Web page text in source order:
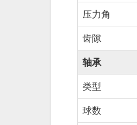
压力角
齿隙
轴承
类型
球数